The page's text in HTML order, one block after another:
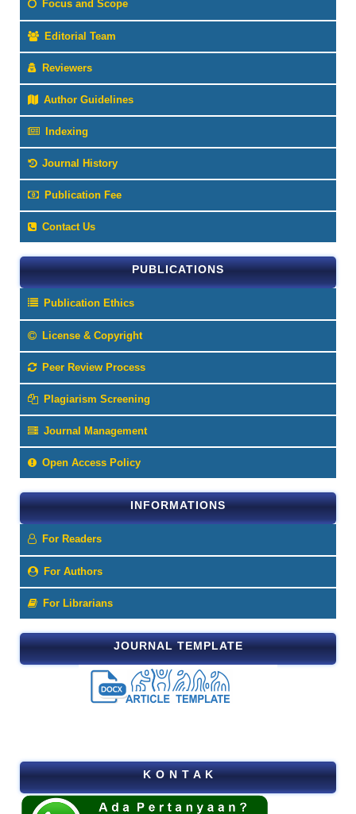
Focus and Scope
Editorial Team
Reviewers
Author Guidelines
Indexing
Journal History
Publication Fee
Contact Us
PUBLICATIONS
Publication Ethics
License & Copyright
Peer Review Process
Plagiarism Screening
Journal Management
Open Access Policy
INFORMATIONS
For Readers
For Authors
For Librarians
JOURNAL TEMPLATE
K O N T A K